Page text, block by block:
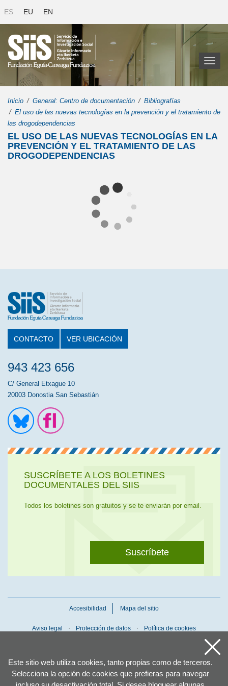
Este sitio web utiliza cookies, tanto propias como de terceros.
Selecciona la opción de cookies que prefieras para navegar
ES EU EN
Toggle
Inicio General: Centro de documentación
Bibliografías
El uso de las nuevas tecnologías en la prevención y el tratamiento de
las drogodependencias
EL USO DE LAS NUEVAS TECNOLOGÍAS EN LA
PREVENCIÓN Y EL TRATAMIENTO DE LAS
DROGODEPENDENCIAS
CONTACTO VER UBICACIÓN
943 423 656
C/ General Etxague 10
20003 Donostia San Sebastián
SUSCRÍBETE A LOS BOLETINES
DOCUMENTALES DEL SIIS
Todos los boletines son gratuitos y se te enviarán por email.
Suscríbete
Accesibilidad Mapa del sitio
Aviso legal Protección de datos Política de cookies